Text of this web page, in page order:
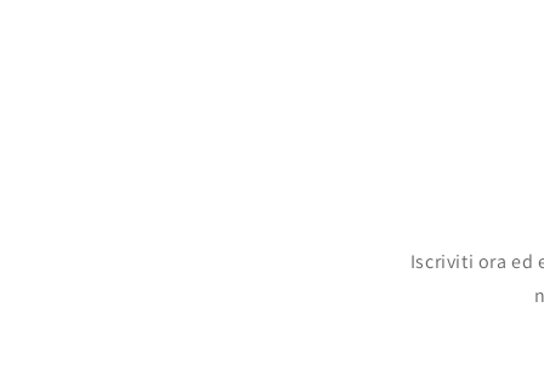
Iscriviti ora ed